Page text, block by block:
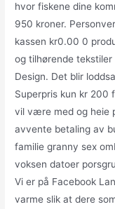
hvor fiskene dine
950 kroner.
kassen kr0.00 0
og tilhørende
Design. Det blir
Superpris kun kr 200
vil være med og heie
avvente betaling av
familie granny sex
voksen datoer
Vi er på Facebook
varme slik at dere